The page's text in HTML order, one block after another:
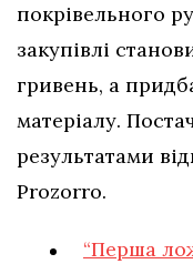
покрівельного
закупівлі
гривень, а
матеріалу.
результатами
Prozorro.
“Перша